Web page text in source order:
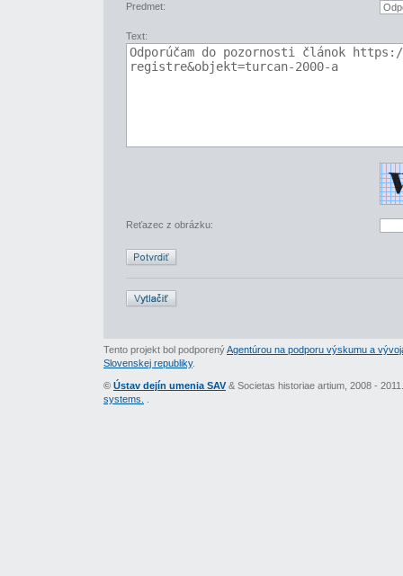
Predmet:
Text:
Reťazec z obrázku:
Tento projekt bol podporenýAgentúrou na podporu výskumu a
Slovenskej republiky.
© Ústav dejín umenia SAV & Societas historiae artium, 2008 -
systems.